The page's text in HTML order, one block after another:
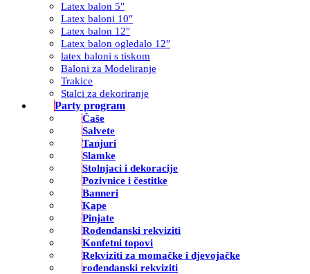
Latex balon 5″
Latex baloni 10″
Latex balon 12″
Latex balon ogledalo 12″
latex baloni s tiskom
Baloni za Modeliranje
Trakice
Stalci za dekoriranje
Party program
Čaše
Salvete
Tanjuri
Slamke
Stolnjaci i dekoracije
Pozivnice i čestitke
Banneri
Kape
Pinjate
Rođendanski rekviziti
Konfetni topovi
Rekviziti za momačke i djevojačke
rođendanski rekviziti